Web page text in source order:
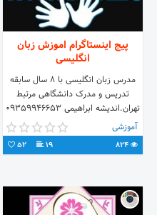
پیج اینستاگرام اموزش زبان
انگلیسی
مدرس زبان انگلیسی با ۸ سال سابقه
تدریس و مدرک دانشگاهی مرتبط
تهران.اندیشه ابراهیمی ۰۹۳۵۹۹۴۶۶۵۳
آموزشی
19
52